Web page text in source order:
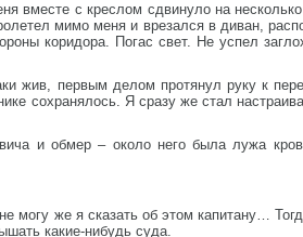
вместе с креслом сдвинуло на
мимо меня и врезался в диван,
коридора. Погас свет. Не успел
жив, первым делом протянул руку к
сохранялось. Я сразу же стал
и обмер – около него была лужа
же я сказать об этом капитану…
какие-нибудь суда.